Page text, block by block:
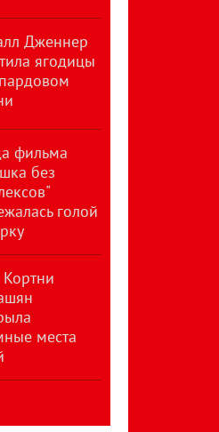
Дженнер
ягодицы
фильма
без
голой
Кортни
места